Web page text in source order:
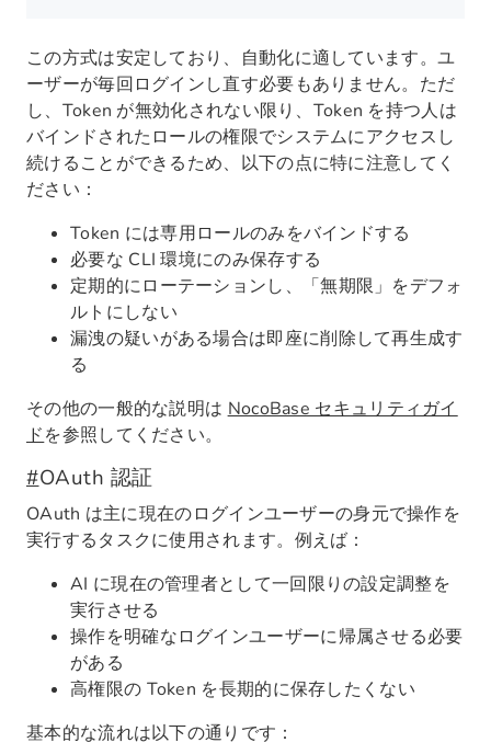
この方式は安定しており、自動化に適しています。ユ
ーザーが毎回ログインし直す必要もありません。ただ
し、Token が無効化されない限り、Token を持つ人は
バインドされたロールの権限でシステムにアクセスし
続けることができるため、以下の点に特に注意してく
ださい：
Token には専用ロールのみをバインドする
必要な CLI 環境にのみ保存する
定期的にローテーションし、「無期限」をデフォ
ルトにしない
漏洩の疑いがある場合は即座に削除して再生成す
る
その他の一般的な説明は NocoBase セキュリティガイ
ドを参照してください。
#OAuth 認証
OAuth は主に現在のログインユーザーの身元で操作を
実行するタスクに使用されます。例えば：
AI に現在の管理者として一回限りの設定調整を
実行させる
操作を明確なログインユーザーに帰属させる必要
がある
高権限の Token を長期的に保存したくない
基本的な流れは以下の通りです：